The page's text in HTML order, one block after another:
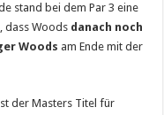
stand bei dem Par 3 eine
dass Woods danach noch
Woods am Ende mit der
der Masters Titel für